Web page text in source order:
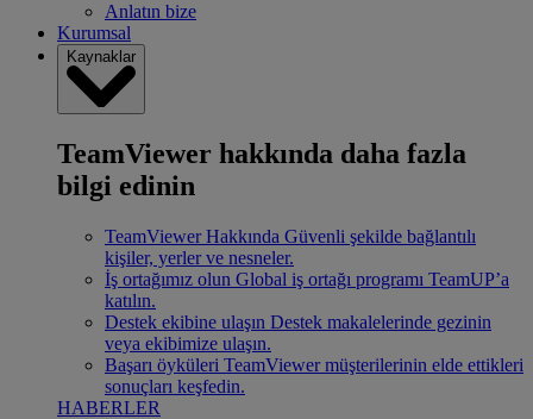
Anlatın bize
Kurumsal
Kaynaklar
TeamViewer hakkında daha fazla
bilgi edinin
TeamViewer Hakkında Güvenli şekilde bağlantılı
kişiler, yerler ve nesneler.
İş ortağımız olun Global iş ortağı programı TeamUP’a
katılın.
Destek ekibine ulaşın Destek makalelerinde gezinin
veya ekibimize ulaşın.
Başarı öyküleri TeamViewer müşterilerinin elde ettikleri
sonuçları keşfedin.
HABERLER